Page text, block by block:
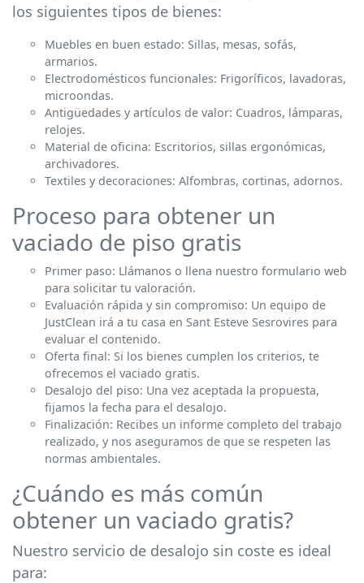
los siguientes tipos de bienes:
Muebles en buen estado: Sillas, mesas, sofás,
armarios.
Electrodomésticos funcionales: Frigoríficos, lavadoras,
microondas.
Antigüedades y artículos de valor: Cuadros, lámparas,
relojes.
Material de oficina: Escritorios, sillas ergonómicas,
archivadores.
Textiles y decoraciones: Alfombras, cortinas, adornos.
Proceso para obtener un
vaciado de piso gratis
Primer paso: Llámanos o llena nuestro formulario web
para solicitar tu valoración.
Evaluación rápida y sin compromiso: Un equipo de
JustClean irá a tu casa en Sant Esteve Sesrovires para
evaluar el contenido.
Oferta final: Si los bienes cumplen los criterios, te
ofrecemos el vaciado gratis.
Desalojo del piso: Una vez aceptada la propuesta,
fijamos la fecha para el desalojo.
Finalización: Recibes un informe completo del trabajo
realizado, y nos aseguramos de que se respeten las
normas ambientales.
¿Cuándo es más común
obtener un vaciado gratis?
Nuestro servicio de desalojo sin coste es ideal
para: